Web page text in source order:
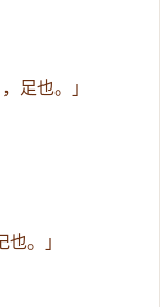
，足也。」
也。」